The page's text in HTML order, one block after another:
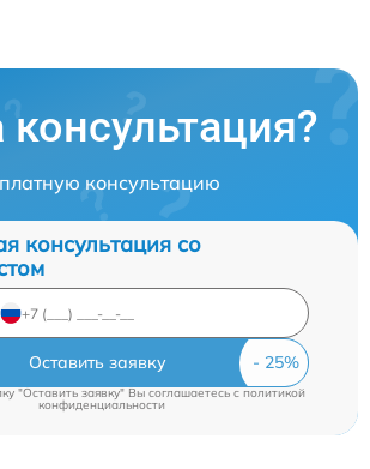
консультацию
консультация со
Оставить заявку
"Оставить заявку" Вы соглашаетесь cполитикой
конфиденциальности